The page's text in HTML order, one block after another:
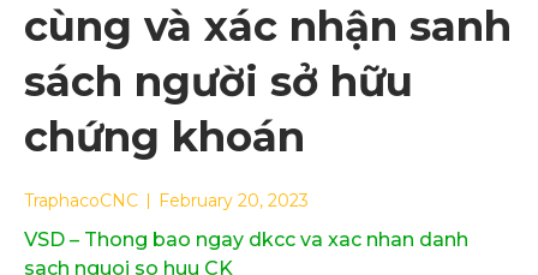
cùng và xác nhận sanh
sách người sở hữu
chứng khoán
TraphacoCNC February 20, 2023
VSD – Thong bao ngay dkcc va xac nhan danh
sach nguoi so huu CK